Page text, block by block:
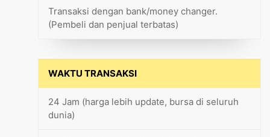
Transaksi dengan bank/money changer.
(Pembeli dan penjual terbatas)
WAKTU TRANSAKSI
24 Jam (harga lebih update, bursa di seluruh
dunia)